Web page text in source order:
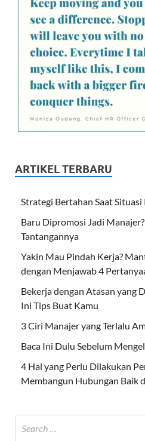
ARTIKEL TERBARU
Strategi Bertahan Saat
Baru Dipromosi Jadi
Tantangannya
Yakin Mau Pindah Kerja?
dengan Menjawab 4
Bekerja dengan Atasan yang
Ini Tips Buat Kamu
3 Ciri Manajer yang Terlalu
Baca Ini Dulu Sebelum
4 Hal yang Perlu Dilakukan
Membangun Hubungan Baik